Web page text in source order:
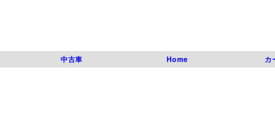
中古車 Home カ